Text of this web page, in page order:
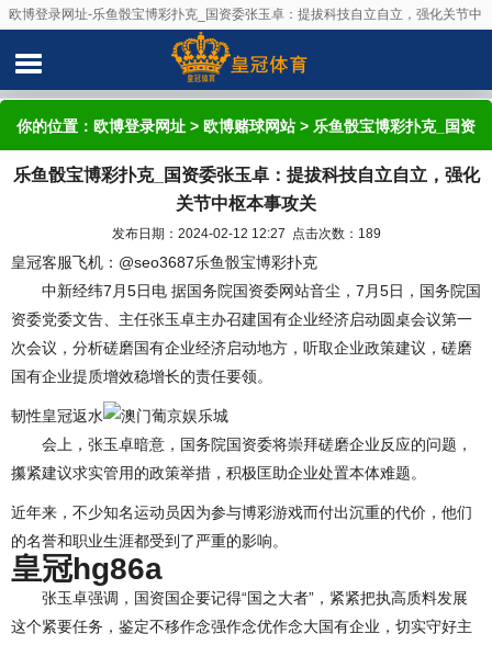
欧博登录网址-乐鱼骰宝博彩扑克_国资委张玉卓：提拔科技自立自立，强化关节中
你的位置： 欧博登录网址 > 欧博赌球网站> 乐鱼骰宝博彩扑克_国资
委张玉卓：提拔科技自立自立，强化关节中枢本事攻关
乐鱼骰宝博彩扑克_国资委张玉卓：提拔科技自立自立，强化
关节中枢本事攻关
发布日期：2024-02-12 12:27 点击次数：189
皇冠客服飞机：@seo3687乐鱼骰宝博彩扑克
中新经纬7月5日电 据国务院国资委网站音尘，7月5日，国务院国
资委党委文告、主任张玉卓主办召建国有企业经济启动圆桌会议第一
次会议，分析磋磨国有企业经济启动地方，听取企业政策建议，磋磨
国有企业提质增效稳增长的责任要领。
韧性皇冠返水
会上，张玉卓暗意，国务院国资委将崇拜磋磨企业反应的问题，
攥紧建议求实管用的政策举措，积极匡助企业处置本体难题。
近年来，不少知名运动员因为参与博彩游戏而付出沉重的代价，他们
的名誉和职业生涯都受到了严重的影响。
皇冠hg86a
张玉卓强调，国资国企要记得“国之大者”，紧紧把执高质料发展
这个紧要任务，鉴定不移作念强作念优作念大国有企业，切实守好主